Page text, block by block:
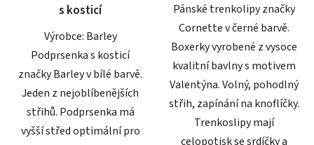
s kosticí
Výrobce: Barley
Podprsenka s kosticí
značky Barley v bílé barvě.
Jeden z nejoblíbenějších
střihů. Podprsenka má
vyšší střed optimální pro
Pánské trenkolipy značky
Cornette v černé barvě.
Boxerky vyrobené z vysoce
kvalitní bavlny s motivem
Valentýna. Volný, pohodlný
střih, zapínání na knoflíčky.
Trenkoslipy mají
celopotisk se srdíčky a